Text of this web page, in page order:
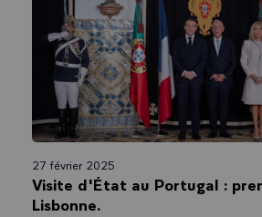
27 février 2025
Visite d'État au Portugal :
Lisbonne.